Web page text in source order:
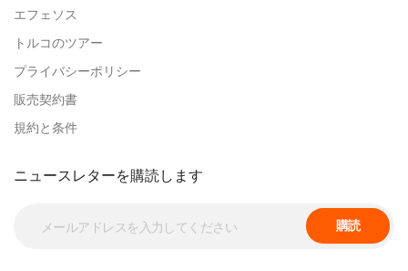
Avery R.
Lily A.
エフェソス
トルコのツアー
プライバシーポリシー
販売契約書
規約と条件
ニュースレターを購読します
購読